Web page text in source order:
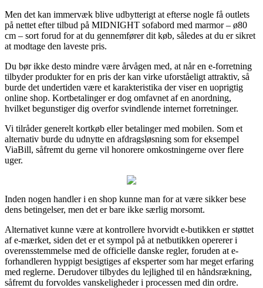
Men det kan immervæk blive udbytterigt at efterse nogle få outlets
på nettet efter tilbud på MIDNIGHT sofabord med marmor – ø80
cm – sort forud for at du gennemfører dit køb, således at du er sikret
at modtage den laveste pris.
Du bør ikke desto mindre være årvågen med, at når en e-forretning
tilbyder produkter for en pris der kan virke uforståeligt attraktiv, så
burde det undertiden være et karakteristika der viser en uoprigtig
online shop. Kortbetalinger er dog omfavnet af en anordning,
hvilket begunstiger dig overfor svindlende internet forretninger.
Vi tilråder generelt kortkøb eller betalinger med mobilen. Som et
alternativ burde du udnytte en afdragsløsning som for eksempel
ViaBill, såfremt du gerne vil honorere omkostningerne over flere
uger.
Inden nogen handler i en shop kunne man for at være sikker bese
dens betingelser, men det er bare ikke særlig morsomt.
Alternativet kunne være at kontrollere hvorvidt e-butikken er støttet
af e-mærket, siden det er et sympol på at netbutikken opererer i
overensstemmelse med de officielle danske regler, foruden at e-
forhandleren hyppigt besigtiges af eksperter som har meget erfaring
med reglerne. Derudover tilbydes du lejlighed til en håndsrækning,
såfremt du forvoldes vanskeligheder i processen med din ordre.